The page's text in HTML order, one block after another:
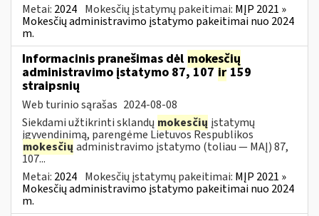
Metai: 2024 Mokesčių įstatymų pakeitimai: MĮP 2021 »
Mokesčių administravimo įstatymo pakeitimai nuo 2024
m.
Informacinis pranešimas dėl mokesčių
administravimo įstatymo 87, 107ir159
straipsnių
Web turinio sąrašas 2024-08-08
Siekdami užtikrinti sklandų mokesčių įstatymų
įgyvendinimą, parengėme Lietuvos Respublikos
mokesčių administravimo įstatymo (toliau — MAĮ) 87,
107...
Metai: 2024 Mokesčių įstatymų pakeitimai: MĮP 2021 »
Mokesčių administravimo įstatymo pakeitimai nuo 2024
m.